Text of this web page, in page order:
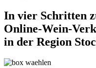
In vier Schritten
Online-Wein-
in der Region